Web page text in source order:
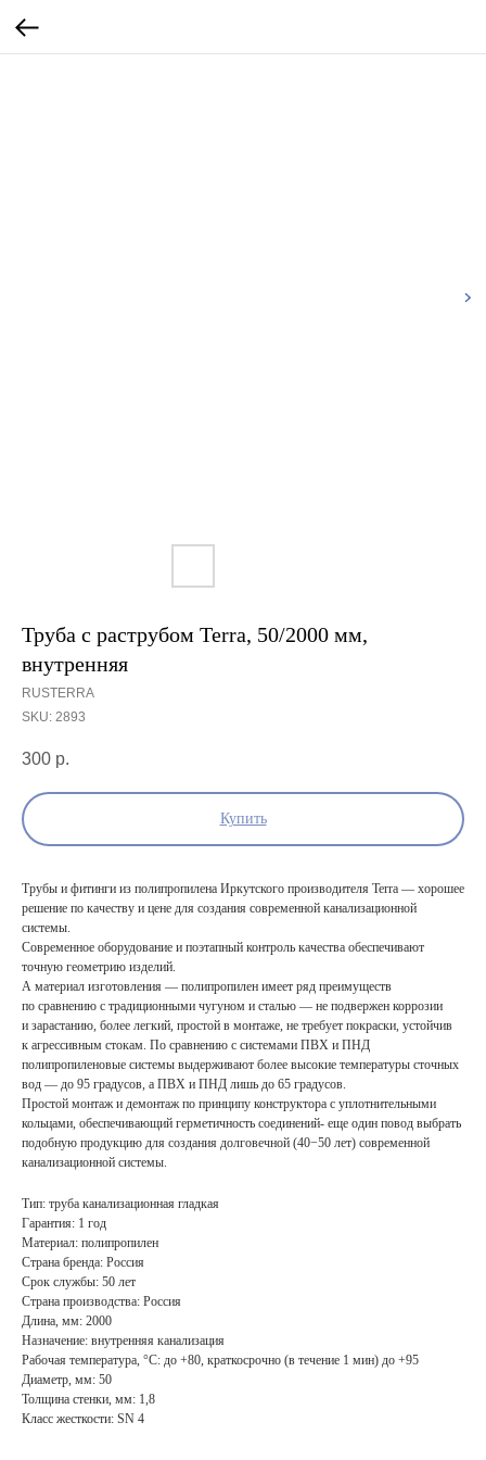
Труба с раструбом Terra, 50/2000 мм,
внутренняя
RUSTERRA
SKU: 2893
300 р.
Купить
Трубы и фитинги из полипропилена Иркутского производителя Terra — хорошее
решение по качеству и цене для создания современной канализационной
системы.
Современное оборудование и поэтапный контроль качества обеспечивают
точную геометрию изделий.
А материал изготовления — полипропилен имеет ряд преимуществ
по сравнению с традиционными чугуном и сталью — не подвержен коррозии
и зарастанию, более легкий, простой в монтаже, не требует покраски, устойчив
к агрессивным стокам. По сравнению с системами ПВХ и ПНД
полипропиленовые системы выдерживают более высокие температуры сточных
вод — до 95 градусов, а ПВХ и ПНД лишь до 65 градусов.
Простой монтаж и демонтаж по принципу конструктора с уплотнительными
кольцами, обеспечивающий герметичность соединений- еще один повод выбрать
подобную продукцию для создания долговечной (40−50 лет) современной
канализационной системы.
Тип: труба канализационная гладкая
Гарантия: 1 год
Материал: полипропилен
Страна бренда: Россия
Срок службы: 50 лет
Страна производства: Россия
Длина, мм: 2000
Назначение: внутренняя канализация
Рабочая температура, °С: до +80, краткосрочно (в течение 1 мин) до +95
Диаметр, мм: 50
Толщина стенки, мм: 1,8
Класс жесткости: SN 4